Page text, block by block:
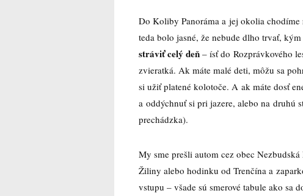
Do Koliby Panoráma a jej okolia
teda bolo jasné, že nebude dlho trvať,
stráviť celý deň – ísť do Rozprávkového
zvieratká. Ak máte malé deti, môžu sa
si užiť platené kolotoče. A ak máte dosť
a oddýchnuť si pri jazere, alebo na druhú
prechádzka).
My sme prešli autom cez obec
Žiliny alebo hodinku od Trenčína a
vstupu – všade sú smerové tabule ako sa